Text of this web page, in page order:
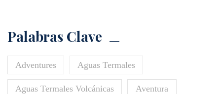
Palabras Clave
Adventures Aguas Termales
Aguas Termales Volcánicas Aventura